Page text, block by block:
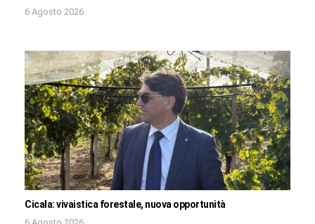
6 Agosto 2026
Cicala: vivaistica forestale, nuova opportunità